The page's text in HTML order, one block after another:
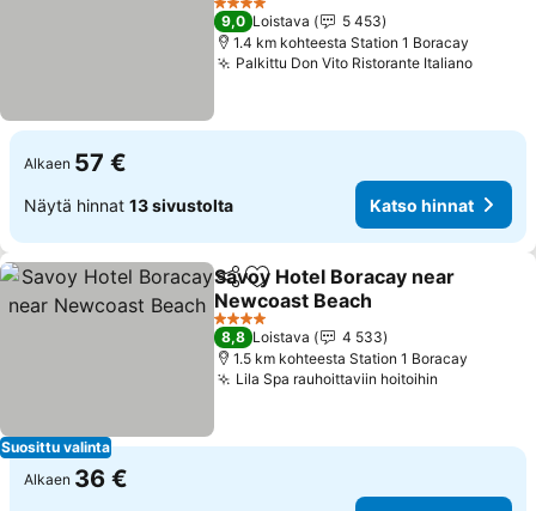
4 Tähtiluokitus
9,0 Loistava
5 453
1.4 km kohteesta Station 1 Boracay
Palkittu Don Vito Ristorante Italiano
Alkaen 57 €
Näytä hinnat 13 sivustolta Katso hinnat
Suosittu valinta
Jaa Lisää suosikkeihin
Savoy Hotel Boracay near
Newcoast Beach
4 Tähtiluokitus
8,8 Loistava
4 533
1.5 km kohteesta Station 1 Boracay
Lila Spa rauhoittaviin hoitoihin
Alkaen 36 €